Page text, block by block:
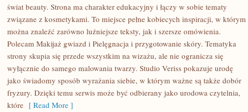
STYLIZACJA
FRYZUR
świat beauty. Strona ma charakter edukacyjny i łączy w sobie tematy
związane z kosmetykami. To miejsce pełne kobiecych inspiracji, w którym
można znaleźć zarówno luźniejsze teksty, jak i szersze omówienia.
Polecam Makijaż gwiazd i Pielęgnacja i przygotowanie skóry. Tematyka
strony skupia się przede wszystkim na wizażu, ale nie ogranicza się
wyłącznie do samego malowania twarzy. Studio Veriss pokazuje urodę
jako świadomy sposób wyrażania siebie, w którym ważne są także dobór
fryzury. Dzięki temu serwis może być odbierany jako urodowa czytelnia,
które [ Read More ]